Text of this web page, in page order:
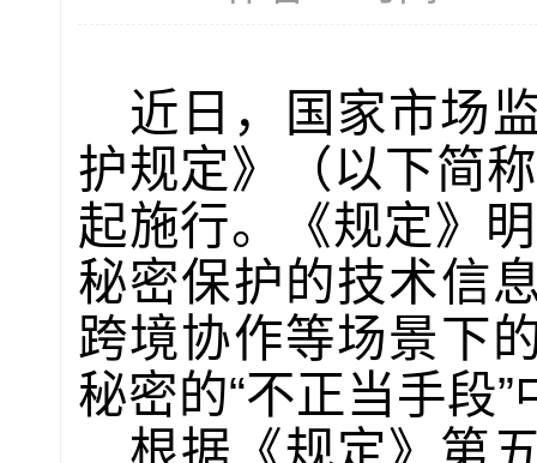
近日，国家市场
护规定》（以下简
起施行。《规定》
秘密保护的技术信
跨境协作等场景下
秘密的“不正当手段
根据《规定》第